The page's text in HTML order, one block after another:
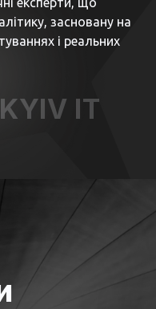
засновану на
і реальних
IT